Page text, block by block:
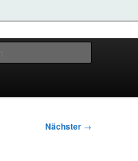
Nächster →